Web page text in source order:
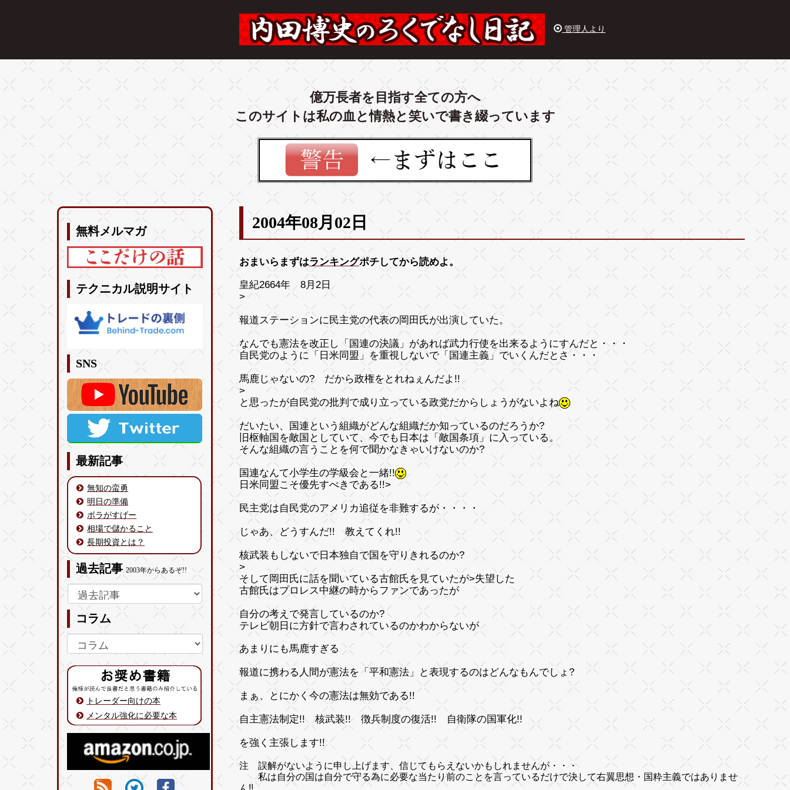
管理人より
億万長者を目指す全ての方へ
このサイトは私の血と情熱と笑いで書き綴っています
無料メルマガ
テクニカル説明サイト
SNS
最新記事
無知の蛮勇
明日の準備
ボラがすげー
相場で儲かること
長期投資とは？
過去記事2003年からあるぞ!!
コラム
トレーダー向けの本
メンタル強化に必要な本
2004年08月02日
おまいらまずはランキングポチしてから読めよ。
皇紀2664年 8月2日
>
報道ステーションに民主党の代表の岡田氏が出演していた。
なんでも憲法を改正し「国連の決議」があれば武力行使を出来るようにすんだと・・・
自民党のように「日米同盟」を重視しないで「国連主義」でいくんだとさ・・・
馬鹿じゃないの? だから政権をとれねぇんだよ!!
>
と思ったが自民党の批判で成り立っている政党だからしょうがないよね
だいたい、国連という組織がどんな組織だか知っているのだろうか?
旧枢軸国を敵国としていて、今でも日本は「敵国条項」に入っている。
そんな組織の言うことを何で聞かなきゃいけないのか?
国連なんて小学生の学級会と一緒!!
日米同盟こそ優先すべきである!!>
民主党は自民党のアメリカ追従を非難するが・・・・
じゃあ、どうすんだ!! 教えてくれ!!
核武装もしないで日本独自で国を守りきれるのか?
>
そして岡田氏に話を聞いている古館氏を見ていたが>失望した
古館氏はプロレス中継の時からファンであったが
自分の考えで発言しているのか?
テレビ朝日に方針で言わされているのかわからないが
あまりにも馬鹿すぎる
報道に携わる人間が憲法を「平和憲法」と表現するのはどんなもんでしょ?
まぁ、とにかく今の憲法は無効である!!
自主憲法制定!! 核武装!! 徴兵制度の復活!! 自衛隊の国軍化!!
を強く主張します!!
注 誤解がないように申し上げます、信じてもらえないかもしれませんが・・・
私は自分の国は自分で守る為に必要な当たり前のことを言っているだけで決して右翼思想・国粋主義ではありませ
ん!!